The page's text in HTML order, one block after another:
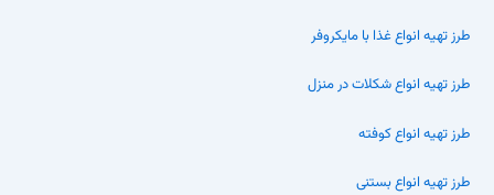
طرز تهیه انواع غذا با مایکروفر
طرز تهیه انواع شکلات در منزل
طرز تهیه انواع کوفته
طرز تهیه انواع بستنی